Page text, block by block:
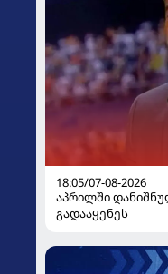
18:05/07-08-2026
აპრილში
გადააყენეს